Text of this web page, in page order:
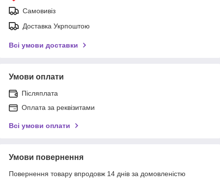
Самовивіз
Доставка Укрпоштою
Всі умови доставки
Умови оплати
Післяплата
Оплата за реквізитами
Всі умови оплати
Умови повернення
Повернення товару впродовж 14 днів за домовленістю